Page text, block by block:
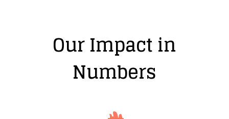
Our Impact in
Numbers